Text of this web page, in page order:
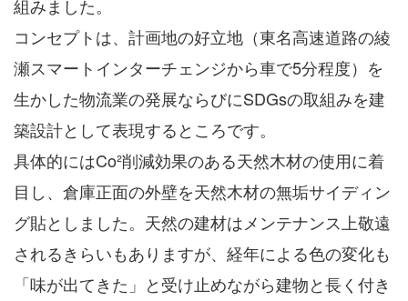
組みました。
コンセプトは、計画地の好立地（東名高速道路の綾
瀬スマートインターチェンジから車で5分程度）を
生かした物流業の発展ならびにSDGsの取組みを建
築設計として表現するところです。
具体的にはCo²削減効果のある天然木材の使用に着
目し、倉庫正面の外壁を天然木材の無垢サイディン
グ貼としました。天然の建材はメンテナンス上敬遠
されるきらいもありますが、経年による色の変化も
「味が出てきた」と受け止めながら建物と長く付き